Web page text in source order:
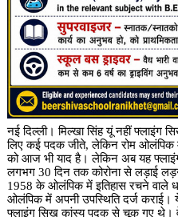
नई दिल्ली। मिल्खा सिंह यूं नहीं फ्लाइंग
लिए कई पदक जीते, लेकिन रोम
को आज भी याद है। लेकिन अब यह फ्लाइंग
लगभग 30 दिन तक कोरोना से लड़ाई
1958 के ओलंपिक में इतिहास रचने वाले
ओलंपिक में अपनी उपस्थिति दर्ज कराई।
फ्लाइंग सिख कांस्य पदक से चूक गए थे।